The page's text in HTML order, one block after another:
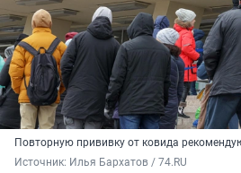
Повторную прививку от ковида
Источник: Илья Бархатов / 74.RU